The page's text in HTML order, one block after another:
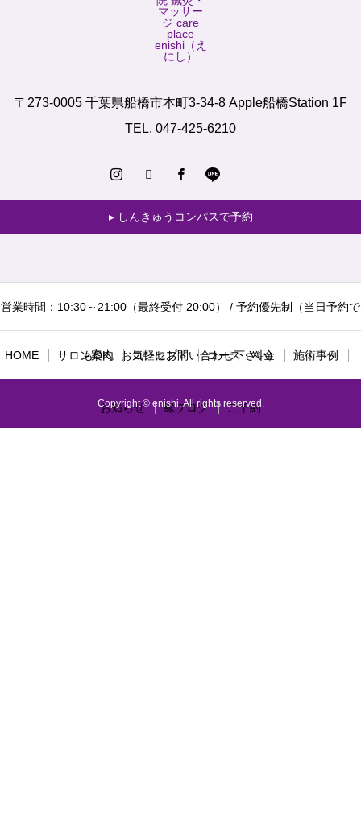
〒273-0005 千葉県船橋市本町3-34-8 Apple船橋Station 1F
TEL. 047-425-6210
しんきゅうコンパスで予約
営業時間：10:30～21:00（最終受付 20:00） / 予約優先制（当日予約で
もOK。お気軽にお問い合わせ下さい）
HOME サロン案内 コンセプト コース・料金 施術事例
お知らせ 縁ブログ ご予約
Copyright © enishi. All rights reserved.